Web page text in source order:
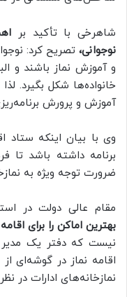
شاهرخی با تأکید بر
نوجوانی، تصریح کرد:
و آموزش نماز باشند و
خانواده‌ها شکل بگیرد.
آموزش و پرورش
وی با بیان اینکه ستاد
برنامه داشته باشد تا
ضرورت توجه ویژه به
مقام عالی دولت در
بهترین اماکن را برای
نیست که دفتر یک مدیر
اقامه نماز در گوشه‌ای از
نمازخانه‌های ادارات در